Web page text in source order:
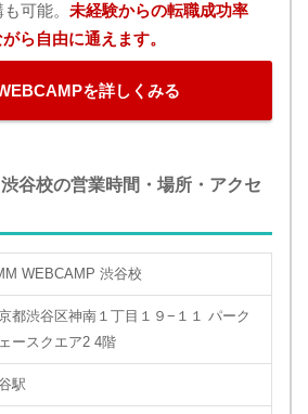
可能。 未経験からの転職成功率
ら自由に通えます。
を詳しくみる
谷校の営業時間・場所・アクセ
WEBCAMP 渋谷校
都渋谷区神南１丁目１９−１１ パーク
ースクエア2 4階
駅